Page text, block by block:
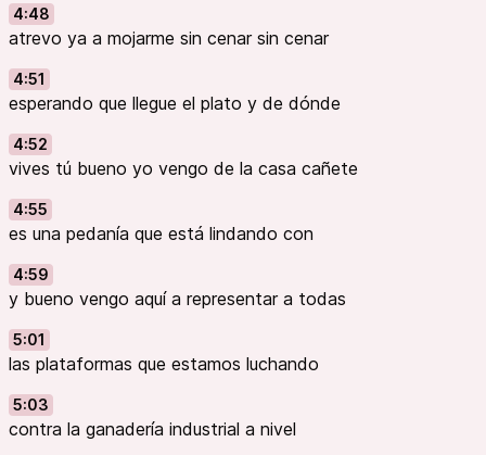
4:48
atrevo ya a mojarme sin cenar sin cenar
4:51
esperando que llegue el plato y de dónde
4:52
vives tú bueno yo vengo de la casa cañete
4:55
es una pedanía que está lindando con
4:59
y bueno vengo aquí a representar a todas
5:01
las plataformas que estamos luchando
5:03
contra la ganadería industrial a nivel